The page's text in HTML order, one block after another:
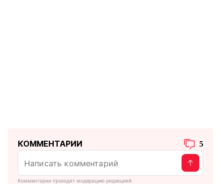
КОММЕНТАРИИ 5
Комментарии проходят модерацию редакцией